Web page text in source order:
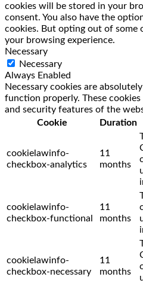
cookies will be stored in your
consent. You also have the
cookies. But opting out of some
your browsing experience.
Necessary
Necessary
Always Enabled
Necessary cookies are
function properly. These
and security features of the
Cookie
Duration
cookielawinfo-
checkbox-analytics
11
months
cookielawinfo-
checkbox-functional
11
months
cookielawinfo-
checkbox-necessary
11
months